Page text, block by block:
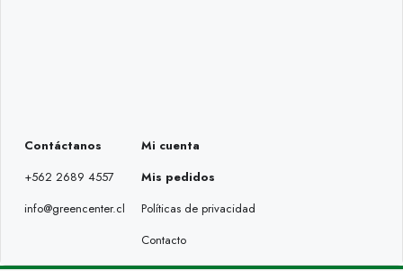
Contáctanos
+562 2689 4557
info@greencenter.cl
Mi cuenta
Mis pedidos
Políticas de privacidad
Contacto